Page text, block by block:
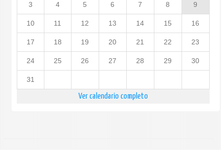
3 4 5 6 7 8 9
10 11 12 13 14 15 16
17 18 19 20 21 22 23
24 25 26 27 28 29 30
31
Ver calendario completo